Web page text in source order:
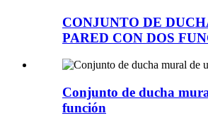
CONJUNTO DE
PARED CON DOS
Conjunto de ducha
función